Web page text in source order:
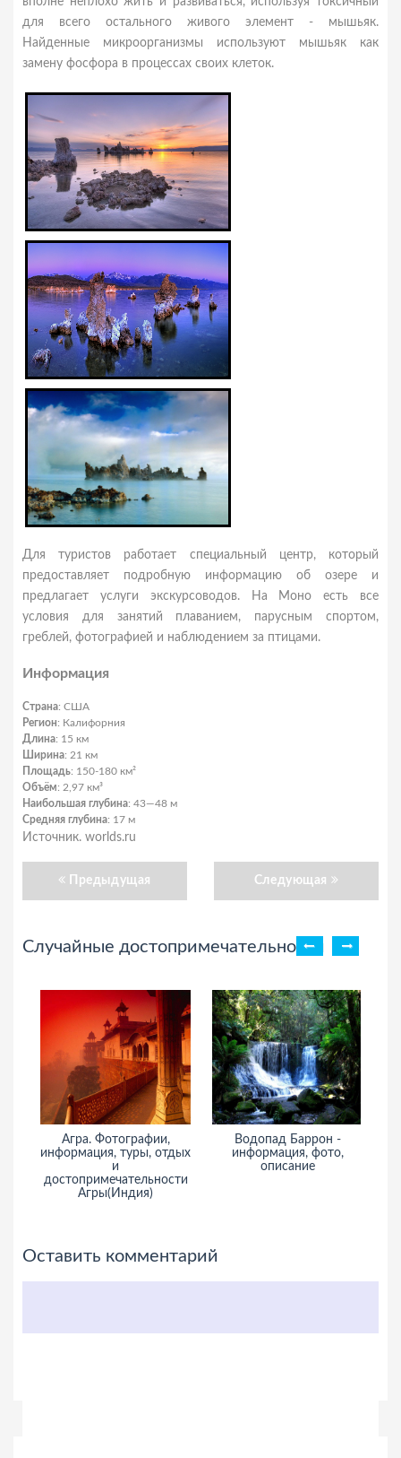
для всего остального живого элемент - мышьяк.
Найденные микроорганизмы используют мышьяк как
замену фосфора в процессах своих клеток.
Для туристов работает специальный центр, который
предоставляет подробную информацию об озере и
предлагает услуги экскурсоводов. На Моно есть все
условия для занятий плаванием, парусным спортом,
греблей, фотографией и наблюдением за птицами.
Информация
Страна: США
Регион: Калифорния
Длина: 15 км
Ширина: 21 км
Площадь: 150-180 км²
Объём: 2,97 км³
Наибольшая глубина: 43—48 м
Средняя глубина: 17 м
Источник. worlds.ru
Предыдущая Следующая
Случайные достопримечательности
Агра. Фотографии,
информация, туры, отдых
и
достопримечательности
Агры(Индия)
Водопад Баррон -
информация, фото,
описание
Оставить комментарий